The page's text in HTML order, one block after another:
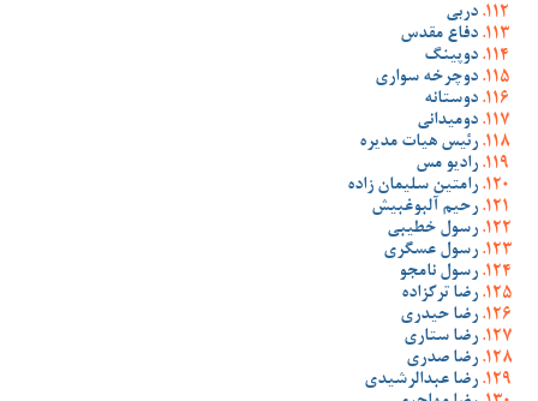
دربی
دفاع مقدس
دوپینگ
دوچرخه سواری
دوستانه
دومیدانی
رئیس هیات مدیره
رادیو مس
رامتین سلیمان زاده
رحیم آلبوغبیش
رسول خطیبی
رسول عسگری
رسول نامجو
رضا ترکزاده
رضا حیدری
رضا ستاری
رضا صدری
رضا عبدالرشیدی